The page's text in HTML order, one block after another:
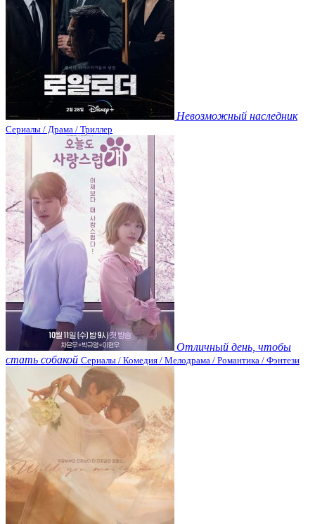
Невозможный наследник
Сериалы / Драма / Триллер
Отличный день, чтобы
стать собакой Сериалы / Комедия / Мелодрама / Романтика / Фэнтези